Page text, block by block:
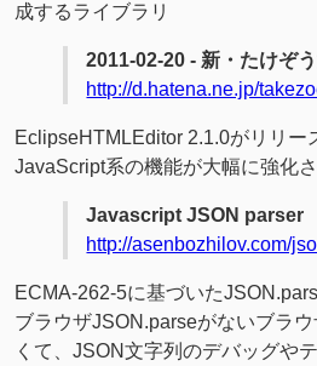
成するライブラリ
2011-02-20 - 新・たけぞ
http://d.hatena.ne.jp/
EclipseHTMLEditor 2.1.0がリリー
JavaScript系の機能が大幅に強化
Javascript JSON parser
http://asenbozhilov.com/
ECMA-262-5に基づいた
ブラウザJSON.parseがないブラ
くて、JSON文字列のデバッグや